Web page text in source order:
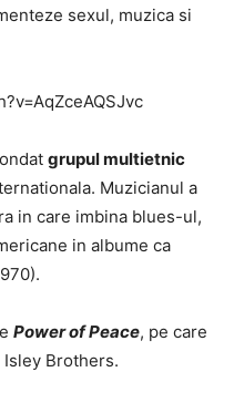
sexul, muzica si
grupul multietnic
Muzicianul a
in care imbina blues-ul,
in albume ca
Power of Peace, pe care
Brothers.